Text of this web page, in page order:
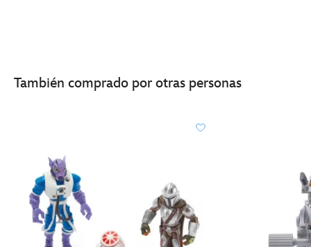
También comprado por otras personas